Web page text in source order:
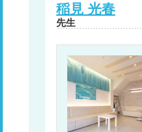
稲見 光春
先生